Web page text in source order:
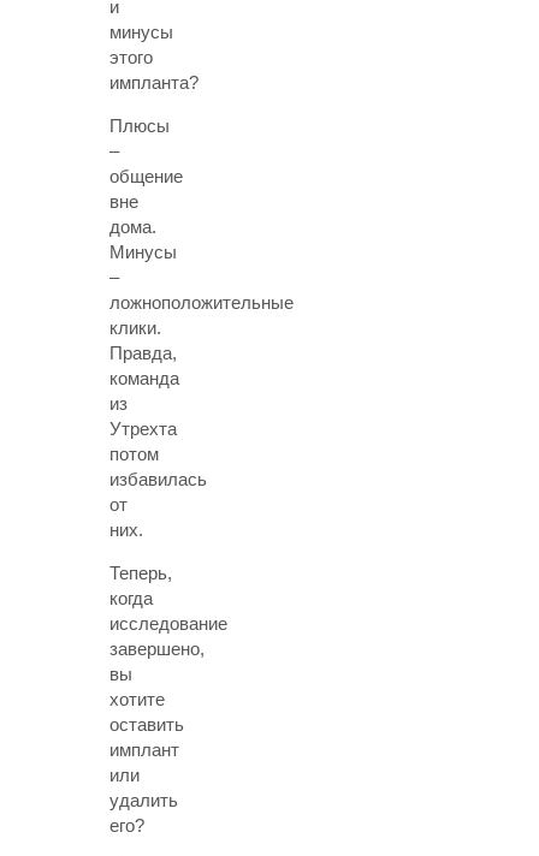
и
минусы
этого
импланта?
Плюсы
–
общение
вне
дома.
Минусы
–
ложноположительные
клики.
Правда,
команда
из
Утрехта
потом
избавилась
от
них.
Теперь,
когда
исследование
завершено,
вы
хотите
оставить
имплант
или
удалить
его?